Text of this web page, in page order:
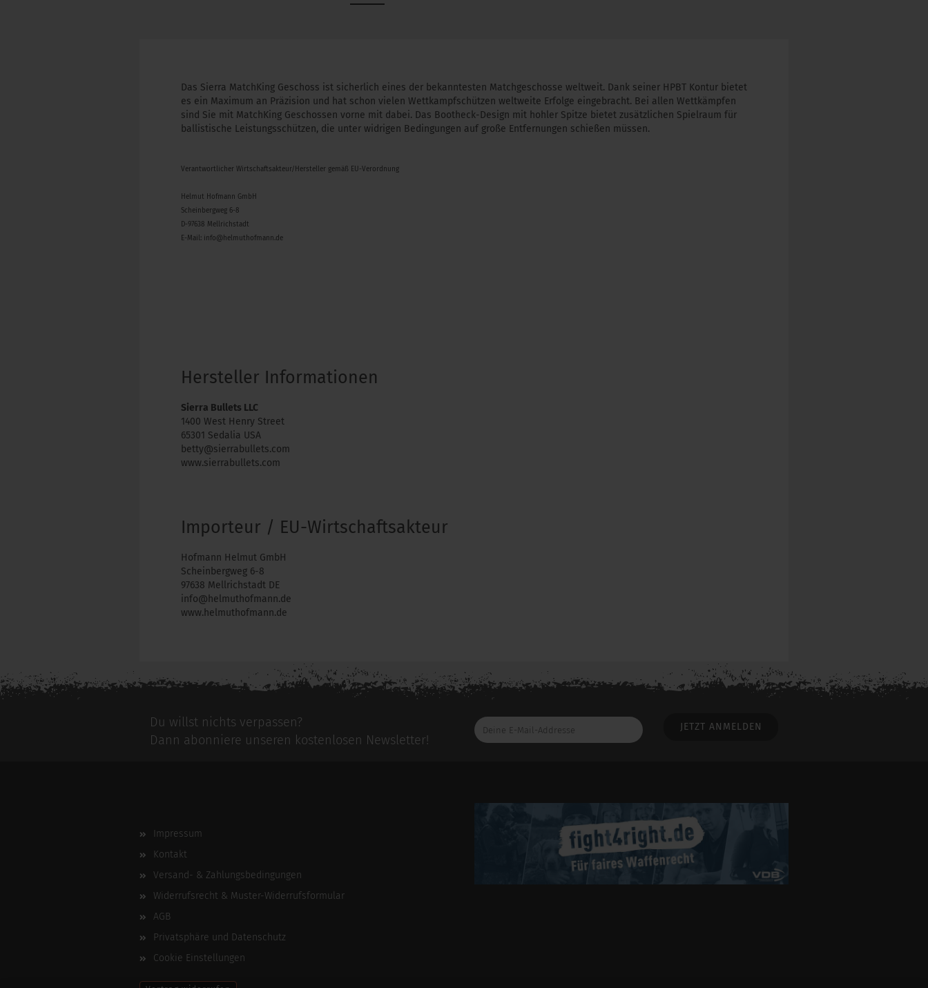
Das Sierra MatchKing Geschoss ist sicherlich eines der bekanntesten Matchgeschosse weltweit. Dank seiner HPBT Kontur bietet
es ein Maximum an Präzision und hat schon vielen Wettkampfschützen weltweite Erfolge eingebracht. Bei allen Wettkämpfen
sind Sie mit MatchKing Geschossen vorne mit dabei. Das Bootheck-Design mit hohler Spitze bietet zusätzlichen Spielraum für
ballistische Leistungsschützen, die unter widrigen Bedingungen auf große Entfernungen schießen müssen.
Verantwortlicher Wirtschaftsakteur/Hersteller gemäß EU-Verordnung
Helmut Hofmann GmbH
Scheinbergweg 6-8
D-97638 Mellrichstadt
E-Mail: info@helmuthofmann.de
Hersteller Informationen
Sierra Bullets LLC
1400 West Henry Street
65301 Sedalia USA
betty@sierrabullets.com
www.sierrabullets.com
Importeur / EU-Wirtschaftsakteur
Hofmann Helmut GmbH
Scheinbergweg 6-8
97638 Mellrichstadt DE
info@helmuthofmann.de
www.helmuthofmann.de
Du willst nichts verpassen?
Dann abonniere unseren kostenlosen Newsletter!
Deine
E-
Impressum
Kontakt
Versand- & Zahlungsbedingungen
Widerrufsrecht & Muster-Widerrufsformular
AGB
Privatsphäre und Datenschutz
Cookie Einstellungen